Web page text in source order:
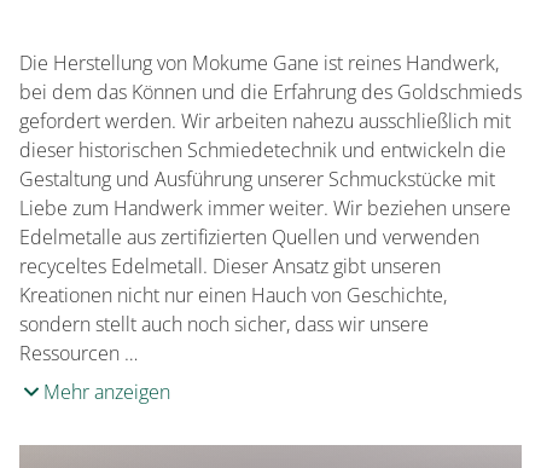
Die Herstellung von Mokume Gane ist reines Handwerk,
bei dem das Können und die Erfahrung des Goldschmieds
gefordert werden. Wir arbeiten nahezu ausschließlich mit
dieser historischen Schmiedetechnik und entwickeln die
Gestaltung und Ausführung unserer Schmuckstücke mit
Liebe zum Handwerk immer weiter. Wir beziehen unsere
Edelmetalle aus zertifizierten Quellen und verwenden
recyceltes Edelmetall. Dieser Ansatz gibt unseren
Kreationen nicht nur einen Hauch von Geschichte,
sondern stellt auch noch sicher, dass wir unsere
Ressourcen …
Mehr anzeigen